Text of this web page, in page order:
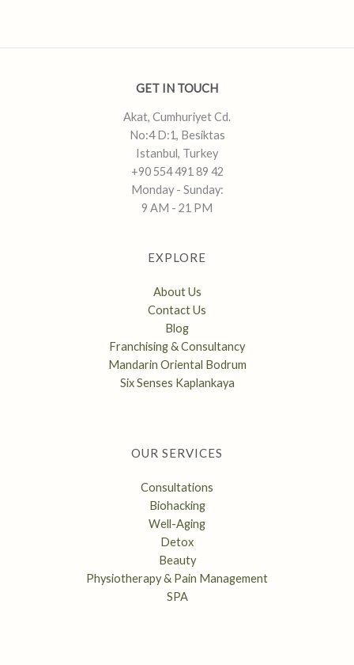
GET IN TOUCH
Akat, Cumhuriyet Cd.
No:4 D:1, Besiktas
Istanbul, Turkey
+90 554 491 89 42
Monday - Sunday:
9 AM - 21 PM
EXPLORE
About Us
Contact Us
Blog
Franchising & Consultancy
Mandarin Oriental Bodrum
Six Senses Kaplankaya
OUR SERVICES
Consultations
Biohacking
Well-Aging
Detox
Beauty
Physiotherapy & Pain Management
SPA